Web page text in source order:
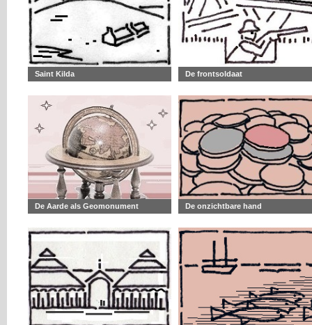
Saint Kilda De frontsoldaat
De Aarde als Geomonument De onzichtbare hand